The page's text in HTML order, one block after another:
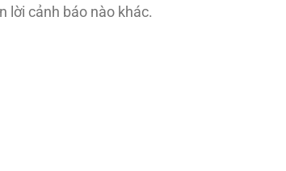
lời cảnh báo nào khác.